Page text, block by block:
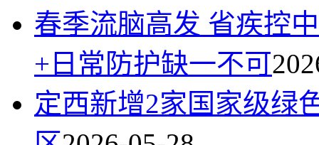
春季流脑高发 省疾控
+日常防护缺一不可
定西新增2家国家级绿